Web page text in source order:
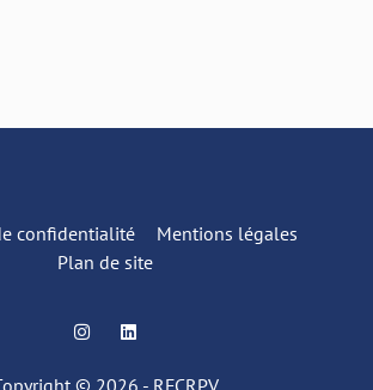
confidentialité
Mentions légales
Plan de site
I
n
t
L
i
k